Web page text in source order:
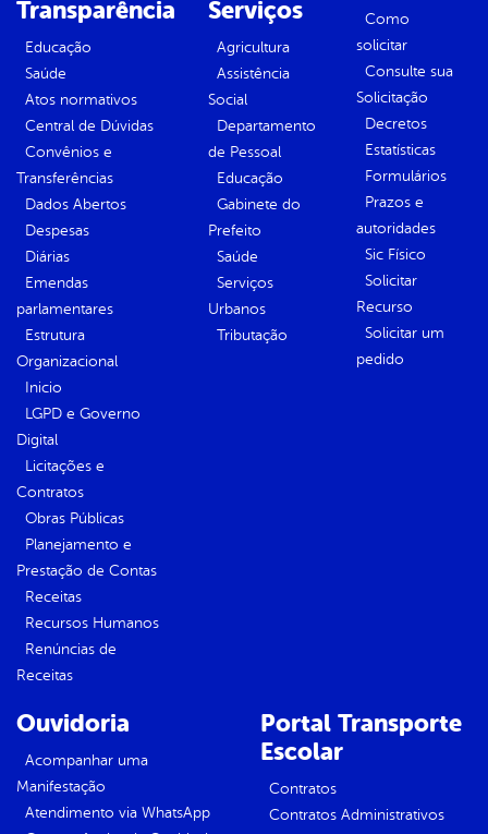
Transparência
Educação
Saúde
Atos normativos
Central de Dúvidas
Convênios e
Transferências
Dados Abertos
Despesas
Diárias
Emendas
parlamentares
Estrutura
Organizacional
Inicio
LGPD e Governo
Digital
Licitações e
Contratos
Obras Públicas
Planejamento e
Prestação de Contas
Receitas
Recursos Humanos
Renúncias de
Receitas
Serviços
Agricultura
Assistência
Social
Departamento
de Pessoal
Educação
Gabinete do
Prefeito
Saúde
Serviços
Urbanos
Tributação
Como
solicitar
Consulte sua
Solicitação
Decretos
Estatísticas
Formulários
Prazos e
autoridades
Sic Físico
Solicitar
Recurso
Solicitar um
pedido
Ouvidoria
Acompanhar uma
Manifestação
Atendimento via WhatsApp
Portal Transporte
Escolar
Contratos
Contratos Administrativos